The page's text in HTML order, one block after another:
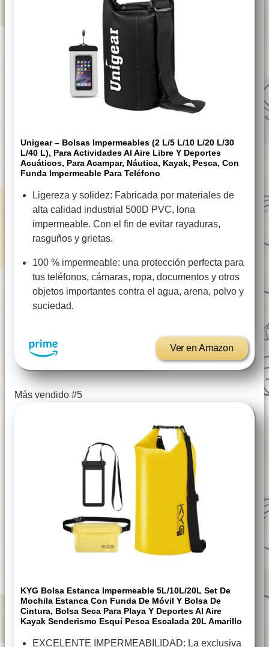
Unigear – Bolsas Impermeables (2 L/5 L/10 L/20 L/30
L/40 L), Para Actividades Al Aire Libre Y Deportes
Acuáticos, Para Acampar, Náutica, Kayak, Pesca, Con
Funda Impermeable Para Teléfono
Ligereza y solidez: Fabricada por materiales de
alta calidad industrial 500D PVC, lona
impermeable. Con el fin de evitar rayaduras,
rasguños y grietas.
100 % impermeable: una protección perfecta para
tus teléfonos, cámaras, ropa, documentos y otros
objetos importantes contra el agua, arena, polvo y
suciedad.
Ver en Amazon
Más vendido #5
KYG Bolsa Estanca Impermeable 5L/10L/20L Set De
Mochila Estanca Con Funda De Móvil Y Bolsa De
Cintura, Bolsa Seca Para Playa Y Deportes Al Aire
Kayak Senderismo Esquí Pesca Escalada 20L Amarillo
EXCELENTE IMPERMEABILIDAD: La exclusiva